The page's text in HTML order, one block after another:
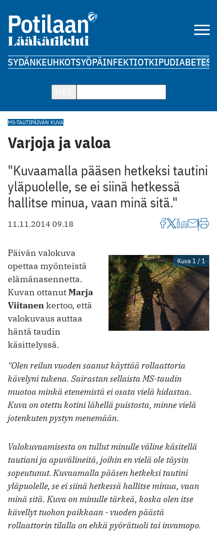
SYDÄNKEUHKOTSYÖPÄINFEKTIOTKIPUDIABETES
MS-TAUTIPÄIVÄN KUVA
Varjoja ja valoa
"Kuvaamalla pääsen hetkeksi tautini
yläpuolelle, se ei siinä hetkessä
hallitse minua, vaan minä sitä."
11.11.2014 09.18
Kuva 1 / 1
Päivän valokuva
opettaa myönteistä
elämänasennetta.
Kuvan ottanutMarja
Viitanenkertoo, että
valokuvaus auttaa
häntä taudin
käsittelyssä.
"Olen reilun vuoden saanut käyttää rollaattoria
kävelyni tukena. Sairastan sellaista MS-taudin
muotoa minkä etenemistä ei osata vielä hidastaa.
Kuva on otettu kotini lähellä puistosta, minne vielä
jotenkuten pystyn menemään.
Valokuvaamisesta on tullut minulle väline käsitellä
tautiani ja apuvälineitä, joihin en vielä ole täysin
sopeutunut. Kuvaamalla pääsen hetkeksi tautini
yläpuolelle, se ei siinä hetkessä hallitse minua, vaan
minä sitä. Kuva on minulle tärkeä, koska olen itse
kävellyt tuohon paikkaan - vuoden päästä
rollaattorin tilalla on ehkä pyörätuoli tai invamopo.